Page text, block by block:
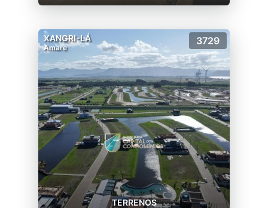
XANGRI-LÁ
Amare
3729
TERRENOS